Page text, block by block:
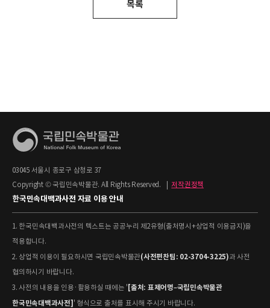
목록
03045 서울시 종로구 삼청로 37
Copyright © 국립민속박물관. All Rights Reserved.
저작권정책
한국민속대백과사전 자료 이용 안내
1. 한국민속대백과사전의 텍스트는 공공누리 제2유형(출처명시+상업적 이용금지)을
적용합니다.
2. 상업적 이용이 필요하시면 국립민속박물관(사전편찬팀: 02-3704-3225)과 사전
협의하시기 바랍니다.
3. 사전의 내용을 인용·활용하실 때에는 ' [출처: 표제어명–국립민속박물관
한국민속대백과사전] ' 형식으로 출처를 표시해 주시기 바랍니다.